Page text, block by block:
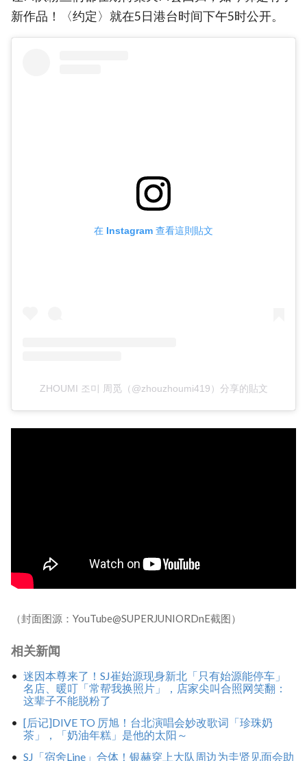
新作品！〈约定〉就在5日港台时间下午5时公开。
在 Instagram 查看這則貼文
ZHOUMI 조미 周觅（@zhouzhoumi419）分享的貼文
（封面图源：YouTube@SUPERJUNIORDnE截图）
相关新闻
迷因本尊来了！SJ崔始源现身新北「只有始源能停车」
名店、暖叮「常帮我换照片」，店家尖叫合照网笑翻：
这辈子不能脱粉了
[后记]DIVE TO 厉旭！台北演唱会妙改歌词「珍珠奶
茶」，「奶油年糕」是他的太阳～
SJ「宿舍Line」合体！银赫穿上大队周边为圭贤见面会助